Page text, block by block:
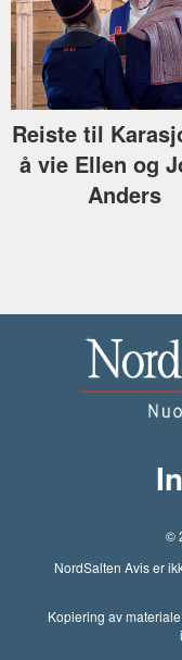
Reiste til
å vie Ellen og
Anders
©
NordSalten Avis er
Kopiering av